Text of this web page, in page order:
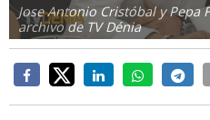
Jose Antonio Cristóbal y Pepa
archivo de TV Dénia